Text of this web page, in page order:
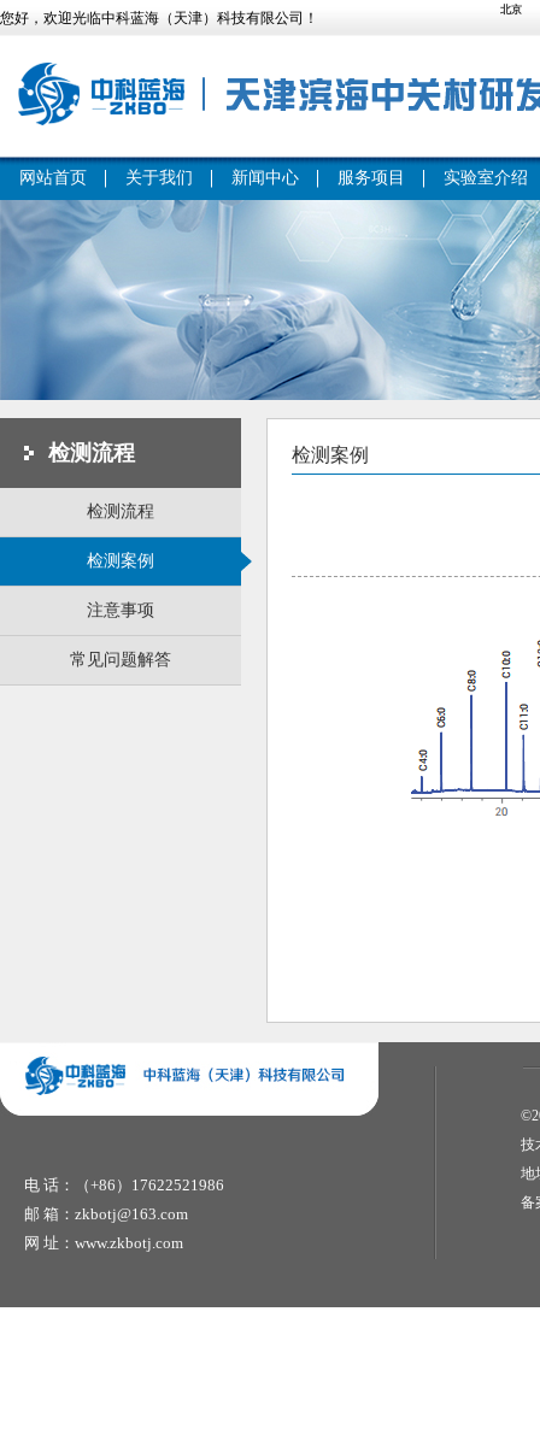
您好，欢迎光临中科蓝海（天津）科技有限公司！
网站首页 关于我们 新闻中心 服务项目 实验室介绍
检测流程
检测流程
检测案例
注意事项
常见问题解答
检测案例
电 话：（+86）17622521986
邮 箱：zkbotj@163.com
网 址：www.zkbotj.com
技
地
备